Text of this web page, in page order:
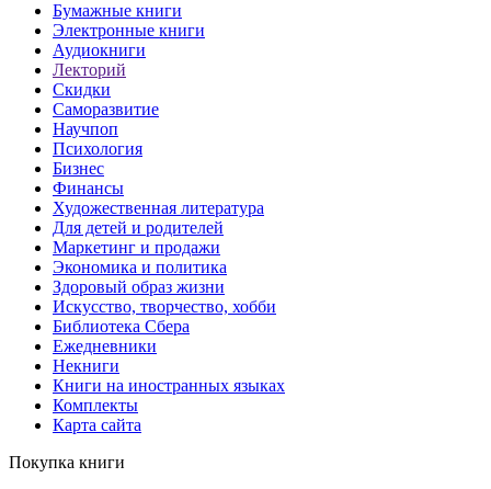
Бумажные книги
Электронные книги
Аудиокниги
Лекторий
Скидки
Саморазвитие
Научпоп
Психология
Бизнес
Финансы
Художественная литература
Для детей и родителей
Маркетинг и продажи
Экономика и политика
Здоровый образ жизни
Искусство, творчество, хобби
Библиотека Сбера
Ежедневники
Некниги
Книги на иностранных языках
Комплекты
Карта сайта
Покупка книги